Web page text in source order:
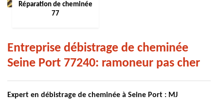
Réparation de cheminée
77
Entreprise débistrage de cheminée
Seine Port 77240: ramoneur pas cher
Expert en débistrage de cheminée à Seine Port : MJ